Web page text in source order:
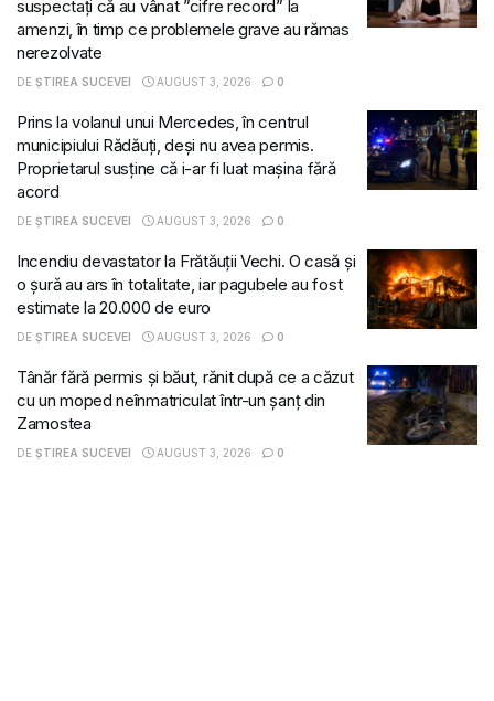
suspectați că au vânat ”cifre record” la
amenzi, în timp ce problemele grave au rămas
nerezolvate
DE ȘTIREA SUCEVEI AUGUST 3, 2026 0
Prins la volanul unui Mercedes, în centrul
municipiului Rădăuți, deși nu avea permis.
Proprietarul susține că i-ar fi luat mașina fără
acord
DE ȘTIREA SUCEVEI AUGUST 3, 2026 0
Incendiu devastator la Frătăuții Vechi. O casă și
o șură au ars în totalitate, iar pagubele au fost
estimate la 20.000 de euro
DE ȘTIREA SUCEVEI AUGUST 3, 2026 0
Tânăr fără permis și băut, rănit după ce a căzut
cu un moped neînmatriculat într-un șanț din
Zamostea
DE ȘTIREA SUCEVEI AUGUST 3, 2026 0